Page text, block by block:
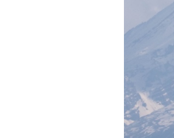
Hai bisogno di aiuto?